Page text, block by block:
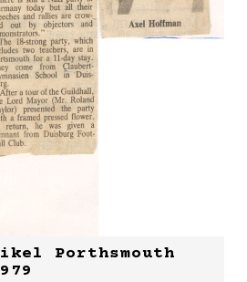
Porthsmouth